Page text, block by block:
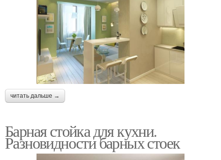
читать дальше →
Барная стойка для кухни.
Разновидности барных стоек